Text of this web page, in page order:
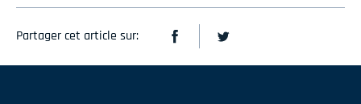
Partager cet article sur: